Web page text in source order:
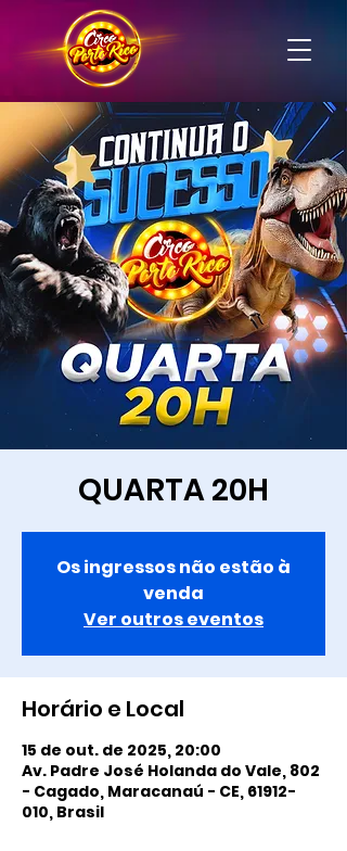
QUARTA 20H
Os ingressos não estão à
venda
Ver outros eventos
Horário e Local
15 de out. de 2025, 20:00
Av. Padre José Holanda do Vale, 802
- Cagado, Maracanaú - CE, 61912-
010, Brasil